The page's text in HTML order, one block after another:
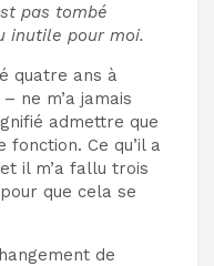
pas tombé
inutile pour moi.
quatre ans à
​​ne m’a jamais
admettre que
Ce qu’il a
il m’a fallu trois
que cela se
de